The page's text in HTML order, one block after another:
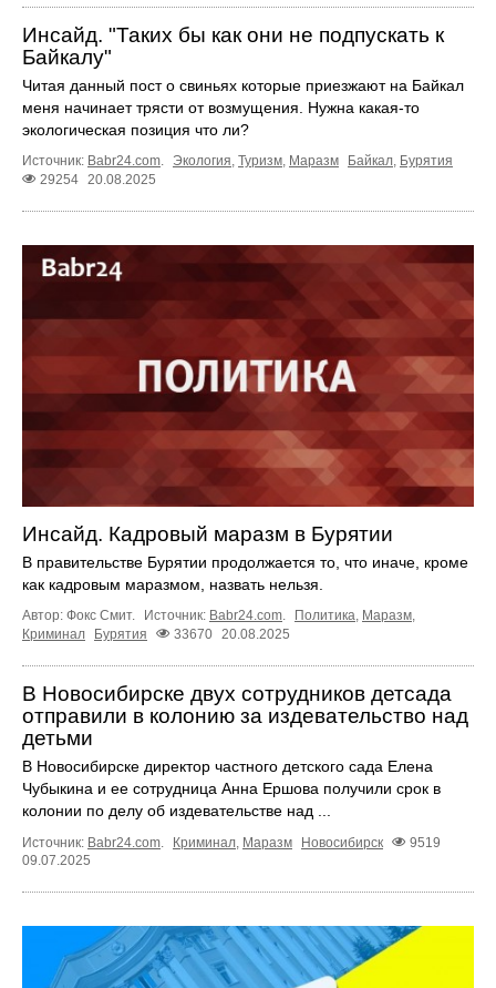
Инсайд. "Таких бы как они не подпускать к
Байкалу"
Читая данный пост о свиньях которые приезжают на Байкал
меня начинает трясти от возмущения. Нужна какая-то
экологическая позиция что ли?
Источник: Babr24.com Экология Туризм Маразм Байкал Бурятия
29254
20.08.2025
Инсайд. Кадровый маразм в Бурятии
В правительстве Бурятии продолжается то, что иначе, кроме
как кадровым маразмом, назвать нельзя.
Автор: Фокс Смит. Источник: Babr24.com. Политика, Маразм,
Криминал
Бурятия 33670 20.08.2025
В Новосибирске двух сотрудников детсада
отправили в колонию за издевательство над
детьми
В Новосибирске директор частного детского сада Елена
Чубыкина и ее сотрудница Анна Ершова получили срок в
колонии по делу об издевательстве над ...
Источник: Babr24.com. Криминал, Маразм Новосибирск
9519
09.07.2025